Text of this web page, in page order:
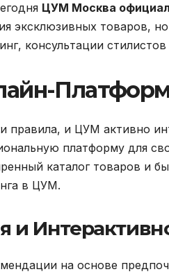
ЦУМ Москва
эксклюзивных товаров,
консультации
правила, и ЦУМ активно
платформу для
каталог товаров и
в ЦУМ.
и
на основе